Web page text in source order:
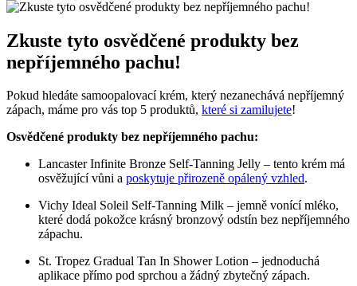
Zkuste tyto osvědčené produkty bez
nepříjemného pachu!
Pokud hledáte samoopalovací krém, který nezanechává nepříjemný
zápach, máme pro vás top 5 produktů, které si zamilujete!
Osvědčené produkty bez nepříjemného pachu:
Lancaster Infinite Bronze Self-Tanning Jelly – tento krém má
osvěžující vůni a poskytuje přirozeně opálený vzhled.
Vichy Ideal Soleil Self-Tanning Milk – jemně vonící mléko,
které dodá pokožce krásný bronzový odstín bez nepříjemného
zápachu.
St. Tropez Gradual Tan In Shower Lotion – jednoduchá
aplikace přímo pod sprchou a žádný zbytečný zápach.